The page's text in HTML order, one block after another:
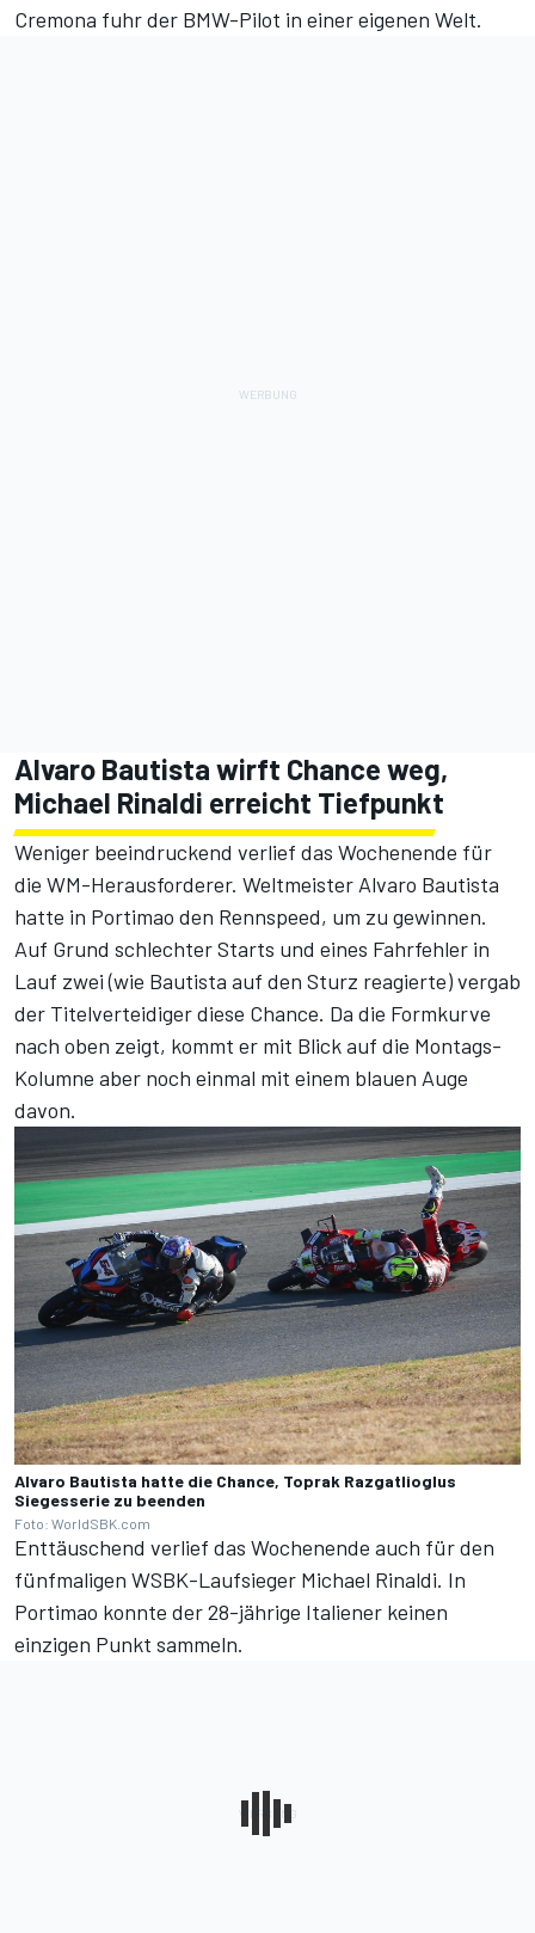
Cremona fuhr der BMW-Pilot in einer eigenen Welt.
Alvaro Bautista wirft Chance weg,
Michael Rinaldi erreicht Tiefpunkt
Weniger beeindruckend verlief das Wochenende für
die WM-Herausforderer. Weltmeister Alvaro Bautista
hatte in Portimao den Rennspeed, um zu gewinnen.
Auf Grund schlechter Starts und eines Fahrfehler in
Lauf zwei (wie Bautista auf den Sturz reagierte) vergab
der Titelverteidiger diese Chance. Da die Formkurve
nach oben zeigt, kommt er mit Blick auf die Montags-
Kolumne aber noch einmal mit einem blauen Auge
davon.
Alvaro Bautista hatte die Chance, Toprak Razgatlioglus
Siegesserie zu beenden
Foto: WorldSBK.com
Enttäuschend verlief das Wochenende auch für den
fünfmaligen WSBK-Laufsieger Michael Rinaldi. In
Portimao konnte der 28-jährige Italiener keinen
einzigen Punkt sammeln.